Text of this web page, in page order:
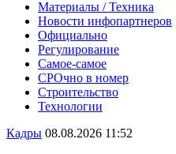
Материалы / Техника
Новости инфопартнеров
Официально
Регулирование
Самое-самое
СРОчно в номер
Строительство
Технологии
Кадры 08.08.2026 11:52